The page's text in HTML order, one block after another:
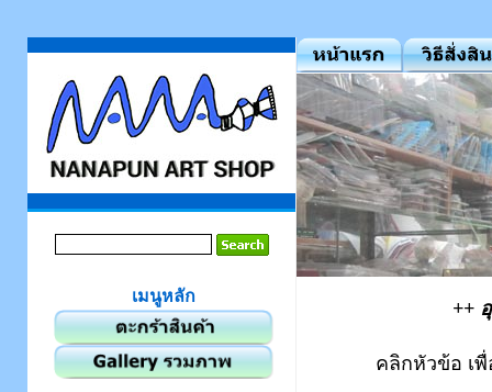
เมนูหลัก
++
คลิกหัวข้อ เพื่